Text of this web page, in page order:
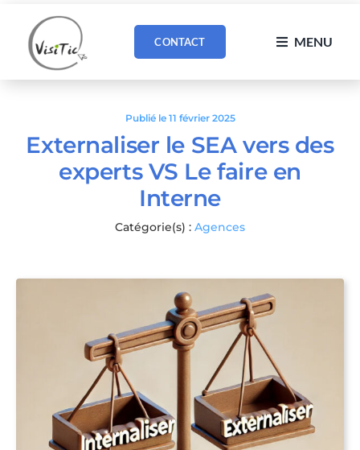
contenu
MENU
CONTACT
Publié le 11 février 2025
Externaliser le SEA vers des
experts VS Le faire en
Interne
Catégorie(s) : Agences